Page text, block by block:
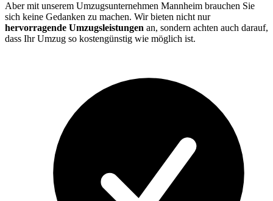
Aber mit unserem Umzugsunternehmen Mannheim brauchen Sie
sich keine Gedanken zu machen. Wir bieten nicht nur
hervorragende Umzugsleistungen an, sondern achten auch darauf,
dass Ihr Umzug so kostengünstig wie möglich ist.